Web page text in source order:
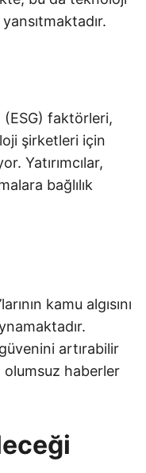
(ESG) faktörleri,
şirketleri için
Yatırımcılar,
bağlılık
kamu algısını
artırabilir
olumsuz haberler